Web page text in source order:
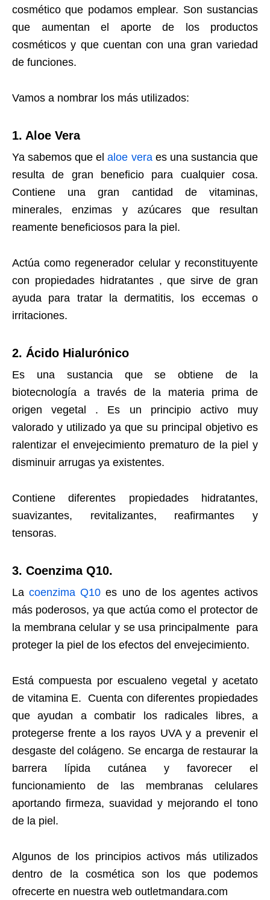
cosmético que podamos emplear. Son sustancias
que aumentan el aporte de los productos
cosméticos y que cuentan con una gran variedad
de funciones.
Vamos a nombrar los más utilizados:
1. Aloe Vera
Ya sabemos que elaloe veraes una sustancia que
resulta de gran beneficio para cualquier cosa.
Contiene una gran cantidad de vitaminas,
minerales, enzimas y azúcares que resultan
reamente beneficiosos para la piel.
Actúa como regenerador celular y reconstituyente
con propiedades hidratantes , que sirve de gran
ayuda para tratar la dermatitis, los eccemas o
irritaciones.
2. Ácido Hialurónico
Es una sustancia que se obtiene de la
biotecnología a través de la materia prima de
origen vegetal . Es un principio activo muy
valorado y utilizado ya que su principal objetivo es
ralentizar el envejecimiento prematuro de la piel y
disminuir arrugas ya existentes.
Contiene diferentes propiedades hidratantes,
suavizantes, revitalizantes, reafirmantes y
tensoras.
3. Coenzima Q10.
Lacoenzima Q10 es uno de los agentes activos
más poderosos, ya que actúa como el protector de
la membrana celular y se usa principalmente
para
proteger la piel de los efectos del envejecimiento.
Está compuesta por escualeno vegetal y acetato
de vitamina E.
Cuenta con diferentes propiedades
que ayudan a combatir los radicales libres, a
protegerse frente a los rayos UVA y a prevenir el
desgaste del colágeno. Se encarga de restaurar la
barrera lípida cutánea y favorecer el
funcionamiento de las membranas celulares
aportando firmeza, suavidad y mejorando el tono
de la piel.
Algunos de los principios activos más utilizados
dentro de la cosmética son los que podemos
ofrecerte en nuestra web outletmandara.com